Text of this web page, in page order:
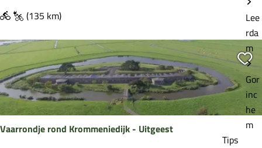
Lee
rda
m
Gor
inc
he
m
Tips
i
n
g
W
o
u
d
r
l
n
t
o
u
(135 km)
Vaarrondje rond Krommeniedijk - Uitgeest